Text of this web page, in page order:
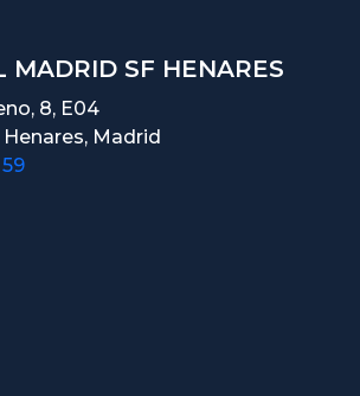
MADRID SF HENARES
8, E04
Madrid